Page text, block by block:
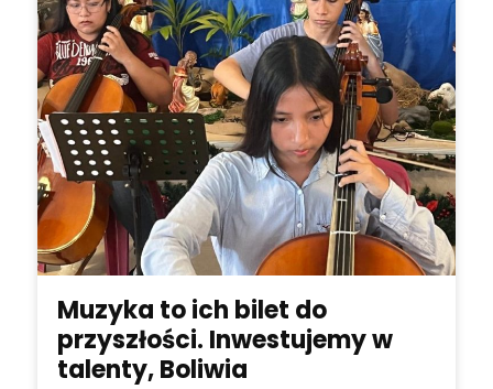
Muzyka to ich bilet do
przyszłości. Inwestujemy w
talenty, Boliwia